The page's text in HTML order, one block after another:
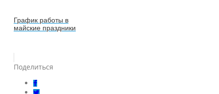
График работы в
майские праздники
Поделиться